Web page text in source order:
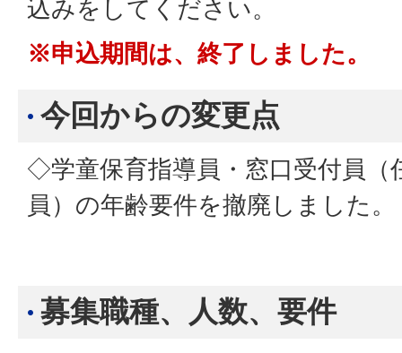
込みをしてください。
※申込期間は、終了しました。
今回からの変更点
◇学童保育指導員・窓口受付員（
員）の年齢要件を撤廃しました。
募集職種、人数、要件